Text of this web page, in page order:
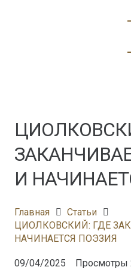
И
Главная
Статьи
ЦИОЛКОВСКИЙ: ГДЕ
НАЧИНАЕТСЯ ПОЭЗИЯ
09/04/2025 Просмотры